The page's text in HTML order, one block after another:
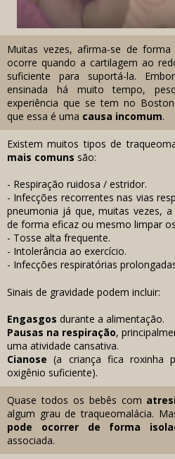
Muitas vezes, afirma-se de
ocorre quando a cartilagem ao
suficiente para suportá-la.
ensinada há muito tempo,
experiência que se tem no
que essa é uma causa incomum.
Existem muitos tipos de
mais comuns são:
- Respiração ruidosa / estridor.
- Infecções recorrentes nas vias
pneumonia já que, muitas vezes,
de forma eficaz ou mesmo limpar
- Tosse alta frequente.
- Intolerância ao exercício.
- Infecções respiratórias
Sinais de gravidade podem incluir:
Engasgos durante a alimentação.
Pausas na respiração,
uma atividade cansativa.
Cianose(a criança fica roxinha
oxigênio suficiente).
Quase todos os bebês com
algum grau de traqueomalácia.
pode ocorrer de forma
associada.